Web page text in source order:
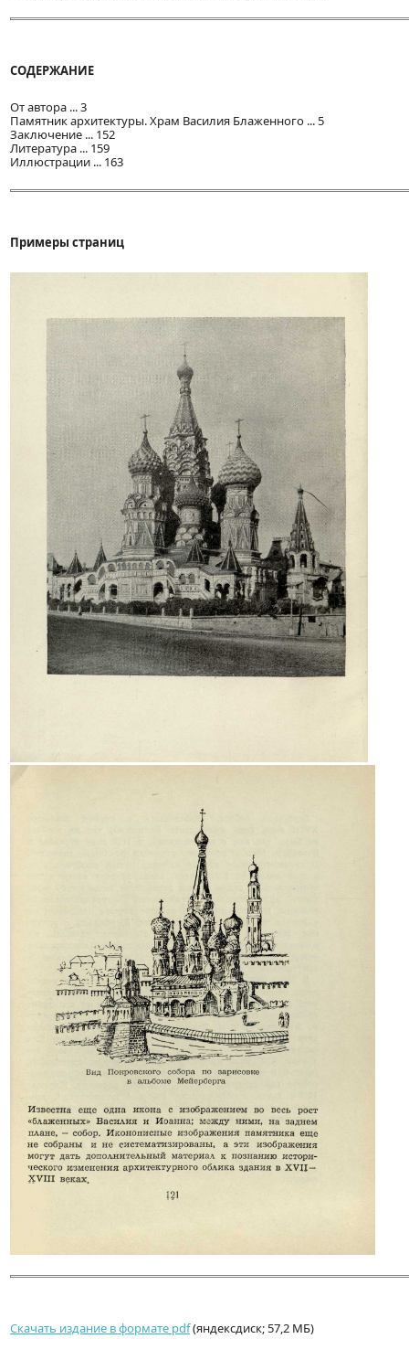
СОДЕРЖАНИЕ
От автора ... 3
Памятник архитектуры. Храм Василия Блаженного ... 5
Заключение ... 152
Литература ... 159
Иллюстрации ... 163
Примеры страниц
Скачать издание в формате pdf(яндексдиск; 57,2 МБ)